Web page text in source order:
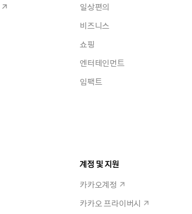
일상편의
비즈니스
쇼핑
엔터테인먼트
임팩트
계정 및 지원
카카오계정
카카오 프라이버시